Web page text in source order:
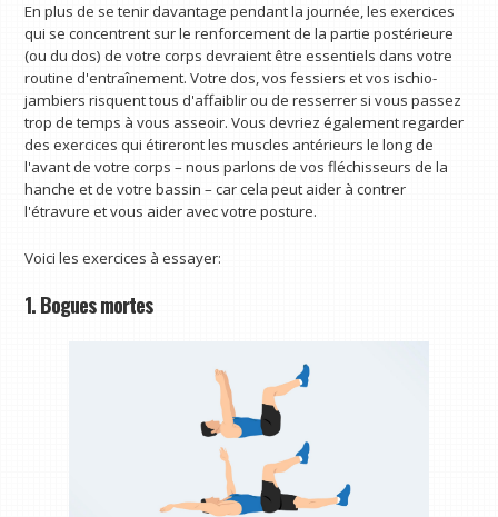
En plus de se tenir davantage pendant la journée, les exercices
qui se concentrent sur le renforcement de la partie postérieure
(ou du dos) de votre corps devraient être essentiels dans votre
routine d'entraînement. Votre dos, vos fessiers et vos ischio-
jambiers risquent tous d'affaiblir ou de resserrer si vous passez
trop de temps à vous asseoir. Vous devriez également regarder
des exercices qui étireront les muscles antérieurs le long de
l'avant de votre corps – nous parlons de vos fléchisseurs de la
hanche et de votre bassin – car cela peut aider à contrer
l'étravure et vous aider avec votre posture.
Voici les exercices à essayer:
1. Bogues mortes